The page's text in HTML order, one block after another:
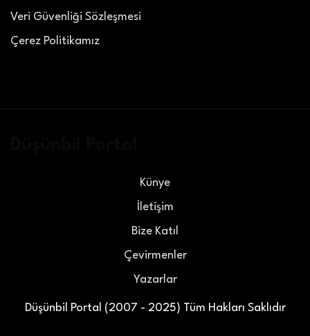
Veri Güvenliği Sözleşmesi
Çerez Politikamız
Düşünbil Portal (2007 - 2025) Tüm Hakları Saklıdır
Künye
İletişim
Bize Katıl
Çevirmenler
Yazarlar